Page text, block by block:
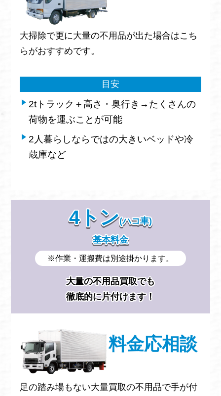
大掃除で更に大量の不用品が出た場合はこち
らがおすすめです。
目安
2tトラック＋高さ・奥行き→たくさんの
荷物を運ぶことが可能
2人暮らしならではの大きいベッドや冷
蔵庫など
4トン(ハコ車)
基本料金
※作業・運搬費は別途掛かります。
大量の不用品買取でも
徹底的に片付けます！
料金応相談
足の踏み場もない大量買取の不用品で手が付